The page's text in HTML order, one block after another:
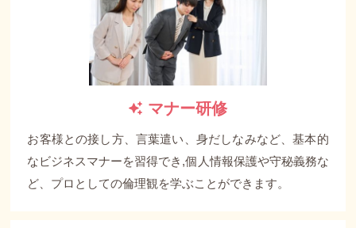
マナー研修
お客様との接し方、言葉遣い、身だしなみなど、基本的
なビジネスマナーを習得でき,個人情報保護や守秘義務な
ど、プロとしての倫理観を学ぶことができます。